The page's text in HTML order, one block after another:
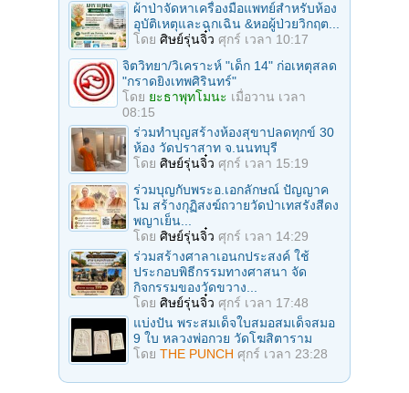
ผ้าป่าจัดหาเครื่องมือแพทย์สำหรับห้อง
อุบัติเหตุและฉุกเฉิน &หอผู้ป่วยวิกฤต...
โดย ศิษย์รุ่นจิ๋ว ศุกร์ เวลา 10:17
จิตวิทยา/วิเคราะห์ "เด็ก 14" ก่อเหตุสลด
"กราดยิงเทพศิรินทร์"
โดย ยะธาพุทโมนะ เมื่อวาน เวลา
08:15
ร่วมทําบุญสร้างห้องสุขาปลดทุกข์ 30
ห้อง วัดปราสาท จ.นนทบุรี
โดย ศิษย์รุ่นจิ๋ว ศุกร์ เวลา 15:19
ร่วมบุญกับพระอ.เอกลักษณ์ ปัญญาค
โม สร้างกุฏิสงฆ์ถวายวัดป่าเทสรังสีดง
พญาเย็น...
โดย ศิษย์รุ่นจิ๋ว ศุกร์ เวลา 14:29
ร่วมสร้างศาลาเอนกประสงค์ ใช้
ประกอบพิธีกรรมทางศาสนา จัด
กิจกรรมของวัดขวาง...
โดย ศิษย์รุ่นจิ๋ว ศุกร์ เวลา 17:48
แบ่งปัน พระสมเด็จใบสมอสมเด็จสมอ
9 ใบ หลวงพ่อกวย วัดโฆสิตาราม
โดย THE PUNCH ศุกร์ เวลา 23:28